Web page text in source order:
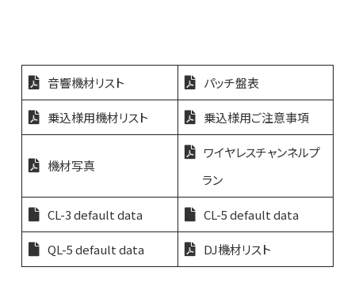
音響機材リスト パッチ盤表
乗込様用機材リスト 乗込様用ご注意事項
機材写真
ワイヤレスチャンネルプ
ラン
CL-3 default data CL-5 default data
QL-5 default data DJ機材リスト